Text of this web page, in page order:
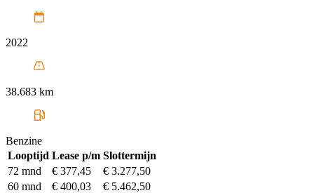
2022
38.683 km
Benzine
Looptijd Lease p/m Slottermijn
72 mnd
€ 377,45
€ 3.277,50
60 mnd
€ 400,03
€ 5.462,50